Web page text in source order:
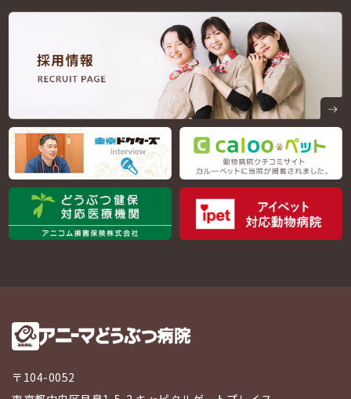
〒104-0052